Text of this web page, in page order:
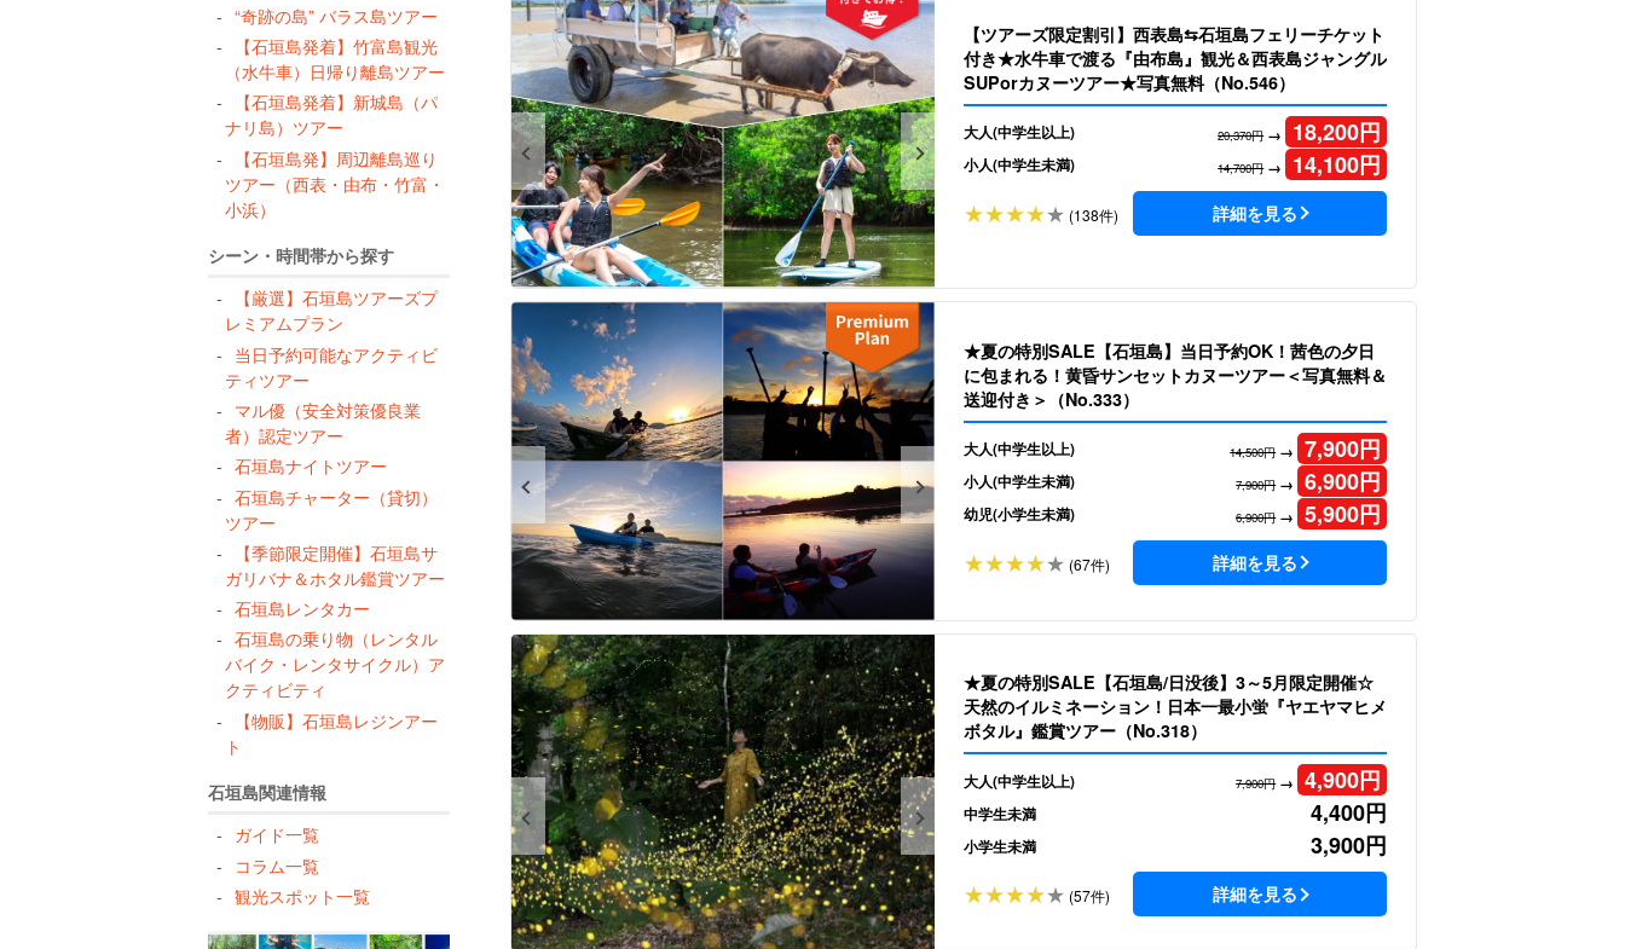
“奇跡の島” バラス島ツアー
【石垣島発着】竹富島観光
（水牛車）日帰り離島ツアー
【石垣島発着】新城島（パ
ナリ島）ツアー
【石垣島発】周辺離島巡り
ツアー（西表・由布・竹富・
小浜）
シーン・時間帯から探す
【厳選】石垣島ツアーズプ
レミアムプラン
当日予約可能なアクティビ
ティツアー
マル優（安全対策優良業
者）認定ツアー
石垣島ナイトツアー
石垣島チャーター（貸切）
ツアー
【季節限定開催】石垣島サ
ガリバナ＆ホタル鑑賞ツアー
石垣島レンタカー
石垣島の乗り物（レンタル
バイク・レンタサイクル）ア
クティビティ
【物販】石垣島レジンアー
ト
石垣島関連情報
ガイド一覧
コラム一覧
観光スポット一覧
【ツアーズ限定割引】西表島⇆石垣島フェリーチケット
付き★水牛車で渡る『由布島』観光＆西表島ジャングル
SUPorカヌーツアー★写真無料（No.546）
大人(中学生以上) 20,370円→ 18,200円
小人(中学生未満) 14,700円→ 14,100円
(138件) 詳細を見る
★夏の特別SALE【石垣島】当日予約OK！茜色の夕日
に包まれる！黄昏サンセットカヌーツアー＜写真無料＆
送迎付き＞（No.333）
大人(中学生以上) 14,500円→ 7,900円
小人(中学生未満) 7,900円→ 6,900円
幼児(小学生未満) 6,900円→ 5,900円
(67件) 詳細を見る
★夏の特別SALE【石垣島/日没後】3～5月限定開催☆
天然のイルミネーション！日本一最小蛍『ヤエヤマヒメ
ボタル』鑑賞ツアー（No.318）
大人(中学生以上) 7,900円→ 4,900円
中学生未満 4,400円
小学生未満 3,900円
(57件) 詳細を見る